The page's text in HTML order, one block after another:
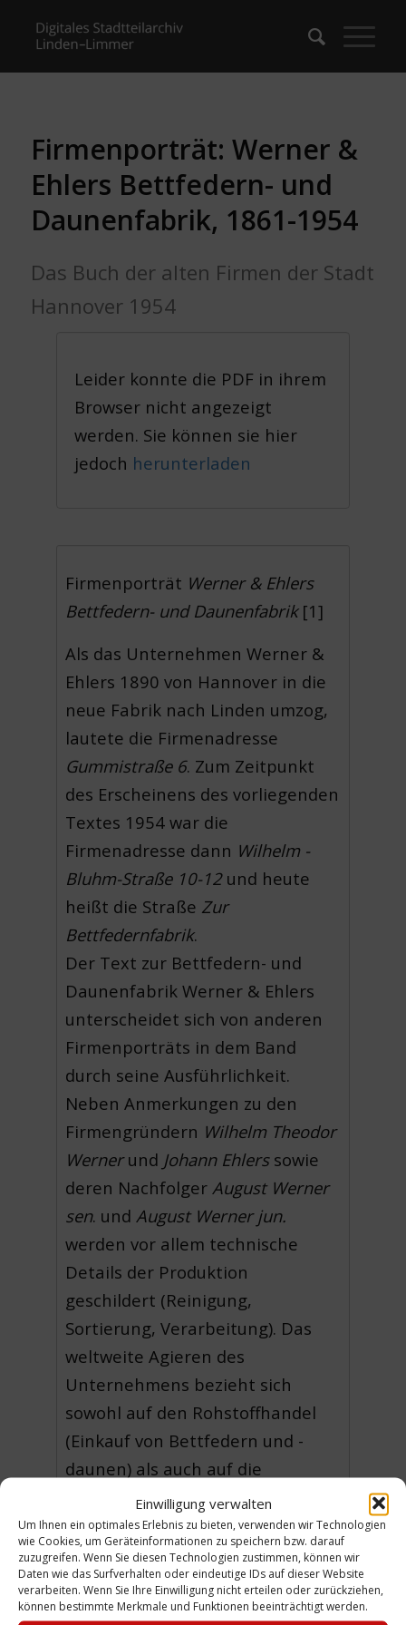
Einwilligung verwalten
Um Ihnen ein optimales Erlebnis zu bieten, verwenden wir Technologien
wie Cookies, um Geräteinformationen zu speichern bzw. darauf
zuzugreifen. Wenn Sie diesen Technologien zustimmen, können wir
Daten wie das Surfverhalten oder eindeutige IDs auf dieser Website
verarbeiten. Wenn Sie Ihre Einwilligung nicht erteilen oder zurückziehen,
können bestimmte Merkmale und Funktionen beeinträchtigt werden.
Firmenporträt: Werner &
Ehlers Bettfedern- und
Daunenfabrik, 1861-1954
Das Buch der alten Firmen der Stadt
Hannover 1954
Leider konnte die PDF in ihrem
Browser nicht angezeigt
werden. Sie können sie hier
jedoch herunterladen
Firmenporträt Werner & Ehlers
Bettfedern- und Daunenfabrik[1]
Als das Unternehmen Werner &
Ehlers 1890 von Hannover in die
neue Fabrik nach Linden umzog,
lautete die Firmenadresse
Gummistraße 6. Zum Zeitpunkt
des Erscheinens des vorliegenden
Textes 1954 war die
Firmenadresse dann Wilhelm -
Bluhm-Straße 10-12und heute
heißt die Straße Zur
Bettfedernfabrik.
Der Text zur Bettfedern- und
Daunenfabrik Werner & Ehlers
unterscheidet sich von anderen
Firmenporträts in dem Band
durch seine Ausführlichkeit.
Neben Anmerkungen zu den
Firmengründern Wilhelm Theodor
Wernerund Johann Ehlerssowie
deren Nachfolger August Werner
sen. und August Werner jun.
werden vor allem technische
Details der Produktion
geschildert (Reinigung,
Sortierung, Verarbeitung). Das
weltweite Agieren des
Unternehmens bezieht sich
sowohl auf den Rohstoffhandel
(Einkauf von Bettfedern und -
daunen) als auch auf die
Absatzmärkte.
Die Nazi-Zeit wird in dem Artikel
ausgeblendet, lediglich die
Zerstörungen der Fabrikanlagen
durch Bomben werden referiert.